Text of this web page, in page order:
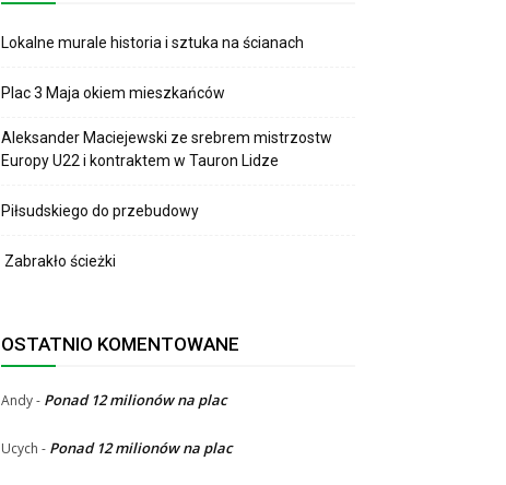
Lokalne murale historia i sztuka na ścianach
Plac 3 Maja okiem mieszkańców
Aleksander Maciejewski ze srebrem mistrzostw
Europy U22 i kontraktem w Tauron Lidze
Piłsudskiego do przebudowy
Zabrakło ścieżki
OSTATNIO KOMENTOWANE
Andy- Ponad 12 milionów na plac
Ucych - Ponad 12 milionów na plac